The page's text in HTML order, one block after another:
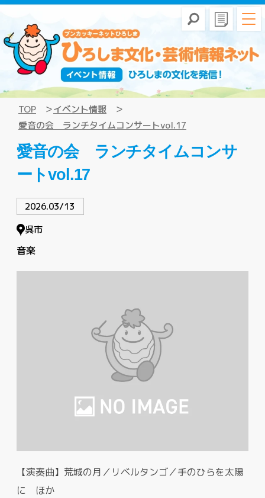
TOP
イベント情報
愛音の会 ランチタイムコンサートvol.17
愛音の会 ランチタイムコンサ
ートvol.17
2026.03/13
呉市
音楽
【演奏曲】荒城の月／リベルタンゴ／手のひらを太陽
に ほか